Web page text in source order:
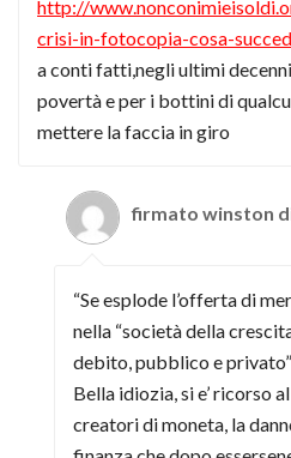
http://
crisi-in-fotocopia-cosa-
a conti fatti,negli ultimi
povertà e per i bottini di
mettere la faccia in giro
firmato winston
“Se esplode l’offerta di
nella “società della
debito, pubblico e privato”
Bella idiozia, si e’ ricorso
creatori di moneta, la